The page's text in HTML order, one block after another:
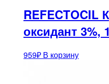
REFECTOCIL
оксидант 3%,
959₽ В корзину